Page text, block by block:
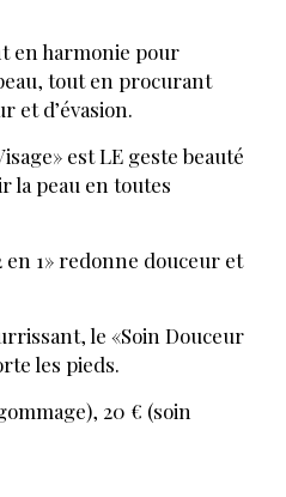
en harmonie pour
tout en procurant
et d’évasion.
est LE geste beauté
la peau en toutes
en 1» redonne douceur et
le «Soin Douceur
les pieds.
20 € (soin